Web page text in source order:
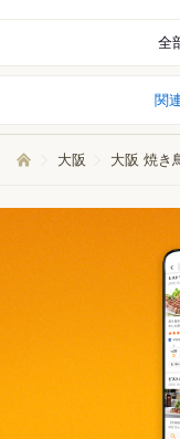
全
関
大阪 大阪 焼き